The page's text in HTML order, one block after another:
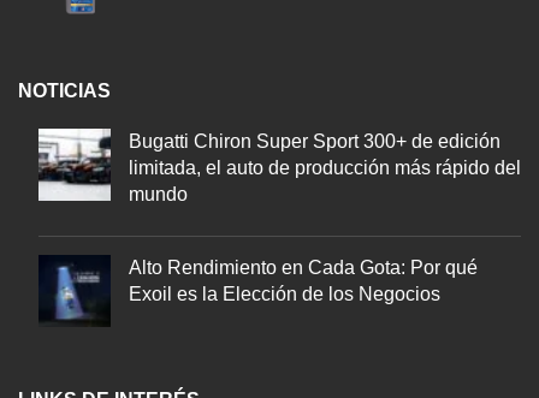
NOTICIAS
Bugatti Chiron Super Sport 300+ de edición
limitada, el auto de producción más rápido del
mundo
Alto Rendimiento en Cada Gota: Por qué
Exoil es la Elección de los Negocios